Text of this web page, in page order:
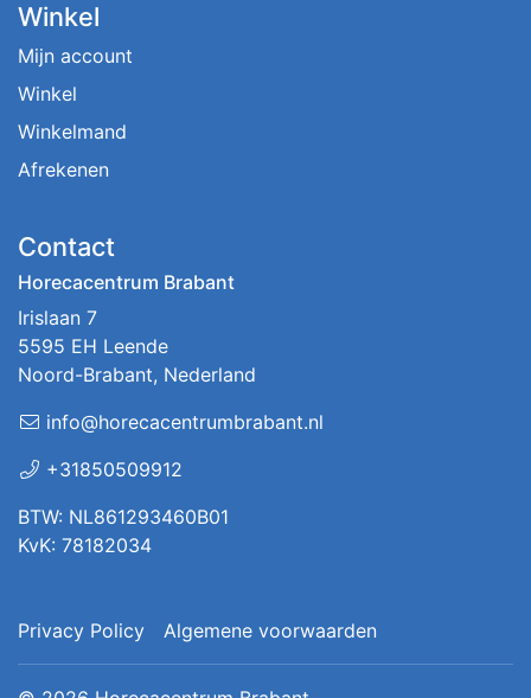
Winkel
Mijn account
Winkel
Winkelmand
Afrekenen
Contact
Horecacentrum Brabant
Irislaan 7
5595 EH Leende
Noord-Brabant, Nederland
info@horecacentrumbrabant.nl
+31850509912
BTW: NL861293460B01
KvK: 78182034
Privacy Policy Algemene voorwaarden